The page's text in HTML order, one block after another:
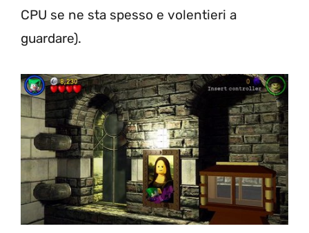
CPU se ne sta spesso e volentieri a
guardare).